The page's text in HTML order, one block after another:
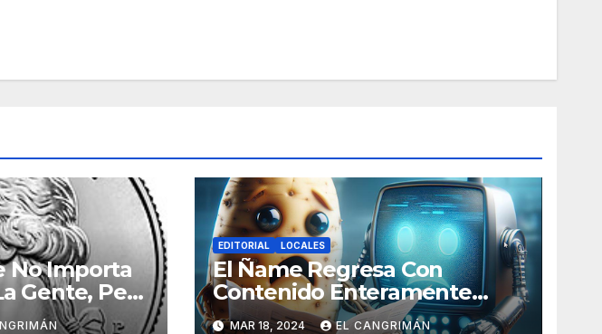
No Importa
Gente, Pero
No
EDITORIAL LOCALES
El Ñame Regresa Con
Contenido Enteramente
Generado Por Inteligencia
MAR 18, 2024 EL CANGRIMÁN